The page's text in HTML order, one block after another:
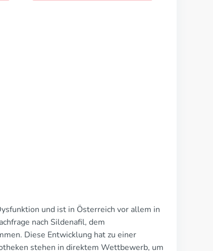
und ist in Österreich vor allem in
nach Sildenafil, dem
Diese Entwicklung hat zu einer
stehen in direktem Wettbewerb, um